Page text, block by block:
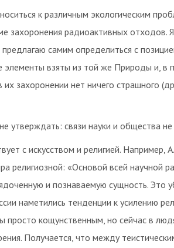
к различным экологическим
захоронения радиоактивных отходов.
самим определиться с
взяты из той же Природы и, в
их захоронении нет ничего страшного
утверждать: связи науки и общества не
с искусством и религией. Например,
религиозной: «Основой всей научной
и познаваемую сущность. Это
наметились тенденции к усилению
просто кощунственным, но сейчас в
Получается, что между